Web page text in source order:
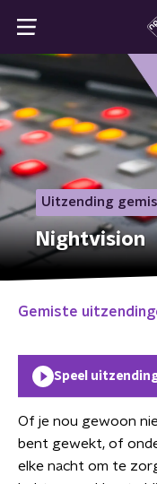
Uitzending
Nightvision
Gemiste
Speel
Of je nou gewoon
bent gewekt, of
elke nacht om te